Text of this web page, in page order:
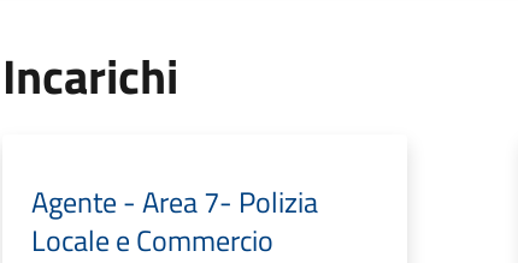
Incarichi
Agente - Area 7- Polizia
Locale e Commercio